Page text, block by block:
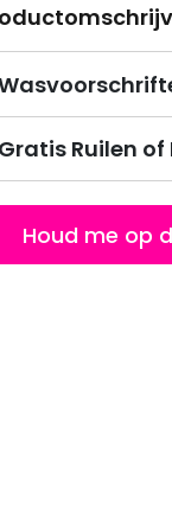
Ruilen of
Houd me op